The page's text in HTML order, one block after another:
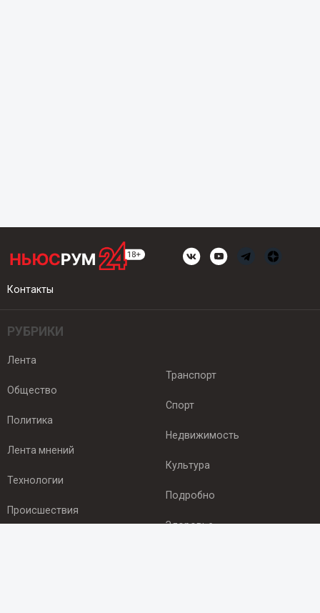
Контакты
РУБРИКИ
Лента
Общество
Политика
Лента мнений
Технологии
Происшествия
Транспорт
Спорт
Недвижимость
Культура
Подробно
Здоровье